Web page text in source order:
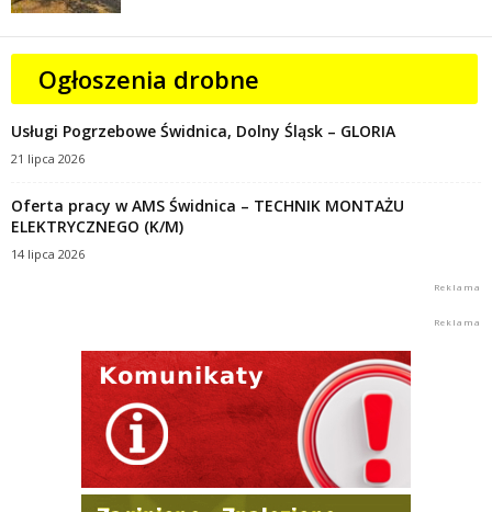
Ogłoszenia drobne
Usługi Pogrzebowe Świdnica, Dolny Śląsk – GLORIA
21 lipca 2026
Oferta pracy w AMS Świdnica – TECHNIK MONTAŻU
ELEKTRYCZNEGO (K/M)
14 lipca 2026